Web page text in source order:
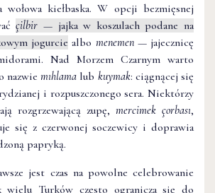
kiełbaska. W opcji bezmięsnej
çilbir — jajka w koszulach podane na
jogurcie albo menemen — jajecznicę
Nad Morzem Czarnym warto
nazwie mıhlama lub kuymak: ciągnącej się
i rozpuszczonego sera. Niektórzy
rozgrzewającą zupę, mercimek çorbası,
się z czerwonej soczewicy i doprawia
papryką.
jest czas na powolne celebrowanie
wielu Turków często ogranicza się do